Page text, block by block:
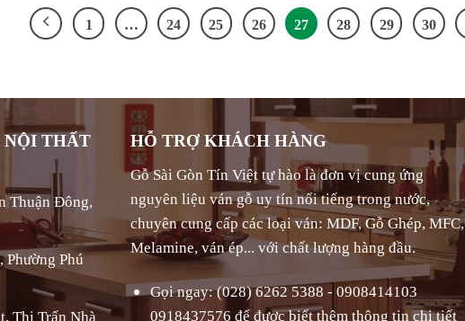
1 24 25 26 27 28 29 30
NỘI THẤT
Thuận Đông,
Phường Phú
Thị Trấn Nhà
HỖ TRỢ KHÁCH HÀNG
Gỗ Sài Gòn Tín Việt tự hào là đơn vị cung ứng
nguyên liệu ván gỗ uy tín nổi tiếng trong nước,
chuyên cung cấp các loại ván: MDF, Gỗ Ghép, MFC,
Melamine, ván ép... với chất lượng hàng đầu.
Gọi ngay: (028) 6262 5388 - 0908414103
0918437576 để được biết thêm thông tin chi tiết